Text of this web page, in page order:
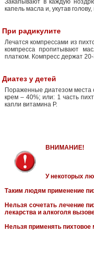
Закапывают в каждую
капель масла и, укутав
При радикулите
Лечатся компрессами из
компресса пропитывают
платком. Компресс держат
Диатез у детей
Пораженные диатезом места
крем – 40%; или: 1 часть
капли витамина Р.
ВНИМАНИЕ!
У некоторых
Таким людям применение
Нельзя сочетать лечение
лекарства и алкоголя
Нельзя применять